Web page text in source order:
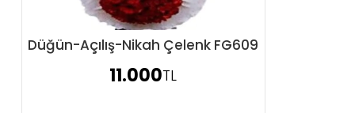
Sipariş Ver
Düğün-Açılış-Nikah Çelenk FG609
11.000TL